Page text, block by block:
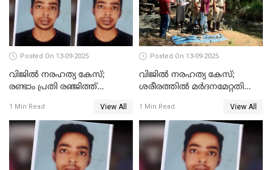
Posted On 13-09-2025
വിജിൽ നരഹത്യ കേസ്;
രണ്ടാം പ്രതി രഞ്ജിത്ത്
1 Min Read View All
Posted On 13-09-2025
വിജില്‍ നരഹത്യ കേസ്;
ശരീരത്തില്‍ മര്‍ദനമേറ്റതിന്റെ
റിപ്പോർട്ട് പുറത്ത്
1 Min Read View All